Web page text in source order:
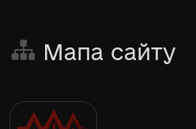
Мапа сайту